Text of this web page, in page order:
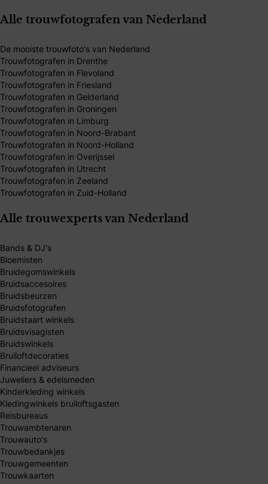
Alle trouwfotografen van Nederland
De mooiste trouwfoto's van Nederland
Trouwfotografen in Drenthe
Trouwfotografen in Flevoland
Trouwfotografen in Friesland
Trouwfotografen in Gelderland
Trouwfotografen in Groningen
Trouwfotografen in Limburg
Trouwfotografen in Noord-Brabant
Trouwfotografen in Noord-Holland
Trouwfotografen in Overijssel
Trouwfotografen in Utrecht
Trouwfotografen in Zeeland
Trouwfotografen in Zuid-Holland
Alle trouwexperts van Nederland
Bands & DJ's
Bloemisten
Bruidegomswinkels
Bruidsaccesoires
Bruidsbeurzen
Bruidsfotografen
Bruidstaart winkels
Bruidsvisagisten
Bruidswinkels
Bruiloftdecoraties
Financieel adviseurs
Juweliers & edelsmeden
Kinderkleding winkels
Kledingwinkels bruiloftsgasten
Reisbureaus
Trouwambtenaren
Trouwauto's
Trouwbedankjes
Trouwgemeenten
Trouwkaarten